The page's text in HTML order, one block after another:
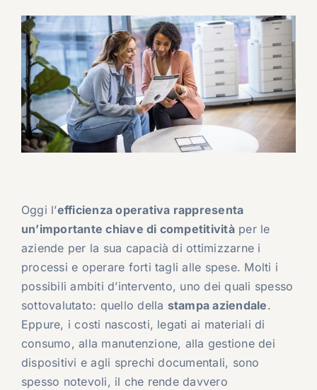
Oggi l’efficienza operativa rappresenta
un’importante chiave di competitivitàper le
aziende per la sua capacià di ottimizzarne i
processi e operare forti tagli alle spese. Molti i
possibili ambiti d’intervento, uno dei quali spesso
sottovalutato: quello della stampa aziendale.
Eppure, i costi nascosti, legati ai materiali di
consumo, alla manutenzione, alla gestione dei
dispositivi e agli sprechi documentali, sono
spesso notevoli, il che rende davvero